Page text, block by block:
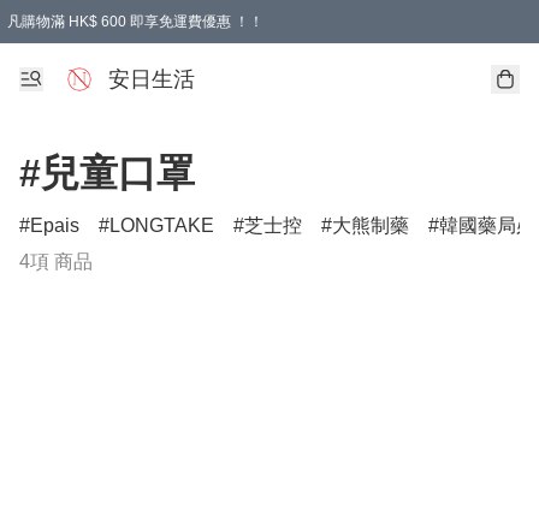
凡購物滿 HK$ 600 即享免運費優惠 ！！
安日生活
#兒童口罩
Epais LONGTAKE 芝士控 大熊制藥
韓國藥局必
4項 商品